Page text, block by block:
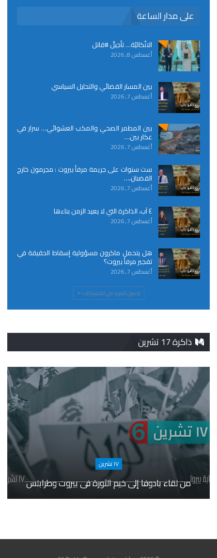
على مدار الساعة
الاتّكاليّة… تأجيلٌ #قاتل
أغسطس 8, 2026
بين المسار القضائي والتحايل السياسي
أغسطس 7, 2026
بين المطمر الصحي والمكب العشوائي… سرار في
عكار بين…
أغسطس 7, 2026
ست سنوات على جريمة مرفأ بيروت : مجرمون خارج
القضبان،…
أغسطس 7, 2026
٤ آب، الذاكرة التي لا يعيد الزمن بناءها
أغسطس 7, 2026
هل يتحمل ماكرون مسؤولية إسقاط الحقيقة في
تفجير مرفأ بيروت؟
أغسطس 7, 2026
تحميل المزيد من المشاركات
ذاكرة 17 تشرين
١٧ تشرين
من لقاء بادوفا إلى خيم الثورة في بيروت وطرابلس